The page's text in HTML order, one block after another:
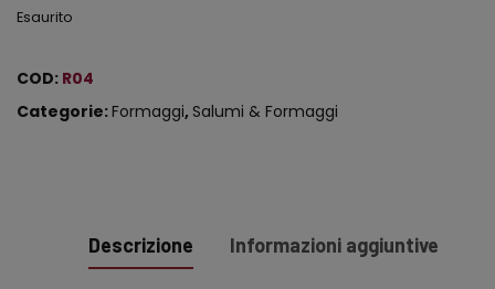
Esaurito
COD: R04
Categorie:Formaggi, Salumi & Formaggi
Descrizione Informazioni aggiuntive